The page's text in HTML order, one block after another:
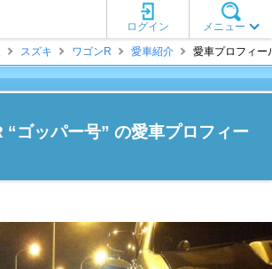
メニュー
ログイン
スズキ ワゴンR 愛車紹介 愛車プロフィー
“ゴッパー号” の愛車プロフィー